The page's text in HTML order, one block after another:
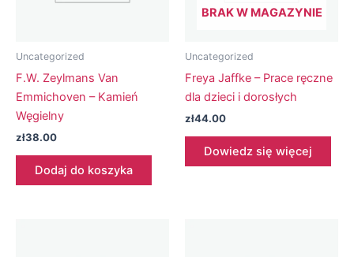
Uncategorized
F.W. Zeylmans Van
Emmichoven – Kamień
Węgielny
zł38.00
Dodaj do koszyka
BRAK W MAGAZYNIE
Uncategorized
Freya Jaffke – Prace ręczne
dla dzieci i dorosłych
zł44.00
Dowiedz się więcej